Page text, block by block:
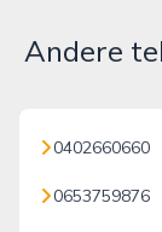
Andere
0402660660
0653759876